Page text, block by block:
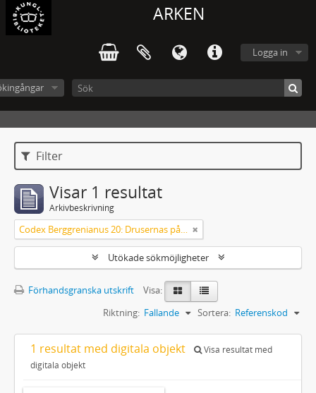
ARKEN
Logga in
Filter
Visar 1 resultat
Arkivbeskrivning
Codex Berggrenianus 20: Drusernas på Libanon heliga bok
Utökade sökmöjligheter
Förhandsgranska utskrift
Visa:
Sortera: Referenskod
Riktning: Fallande
1 resultat med digitala objekt
Visa resultat med
digitala objekt